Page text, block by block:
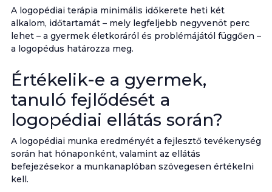
A logopédiai terápia minimális időkerete heti két
alkalom, időtartamát – mely legfeljebb negyvenöt perc
lehet – a gyermek életkoráról és problémájától függően –
a logopédus határozza meg.
Értékelik-e a gyermek,
tanuló fejlődését a
logopédiai ellátás során?
A logopédiai munka eredményét a fejlesztő tevékenység
során hat hónaponként, valamint az ellátás
befejezésekor a munkanaplóban szövegesen értékelni
kell.